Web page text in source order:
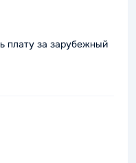
плату за зарубежный